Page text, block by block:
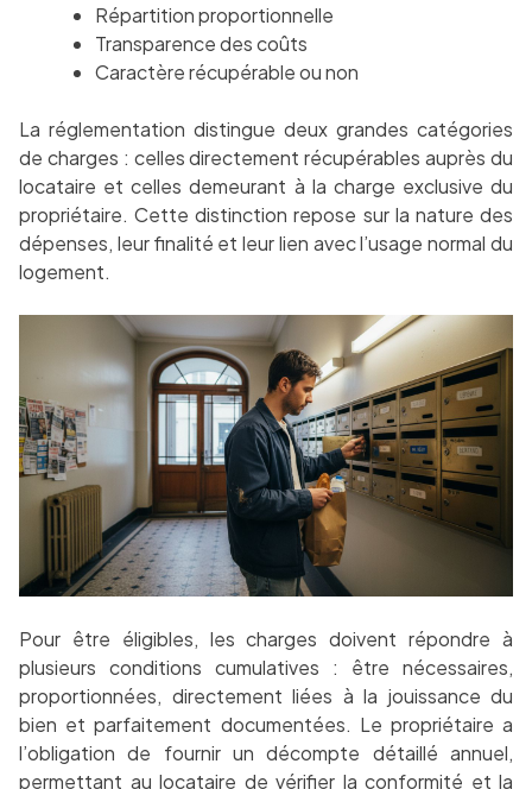
Répartition proportionnelle
Transparence des coûts
Caractère récupérable ou non
La réglementation distingue deux grandes catégories
de charges : celles directement récupérables auprès du
locataire et celles demeurant à la charge exclusive du
propriétaire. Cette distinction repose sur la nature des
dépenses, leur finalité et leur lien avec l’usage normal du
logement.
Pour être éligibles, les charges doivent répondre à
plusieurs conditions cumulatives : être nécessaires,
proportionnées, directement liées à la jouissance du
bien et parfaitement documentées. Le propriétaire a
l’obligation de fournir un décompte détaillé annuel,
permettant au locataire de vérifier la conformité et la